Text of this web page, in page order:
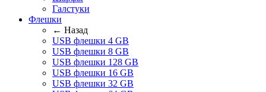
Галстуки
Флешки
← Назад
USB флешки 4 GB
USB флешки 8 GB
USB флешки 128 GB
USB флешки 16 GB
USB флешки 32 GB